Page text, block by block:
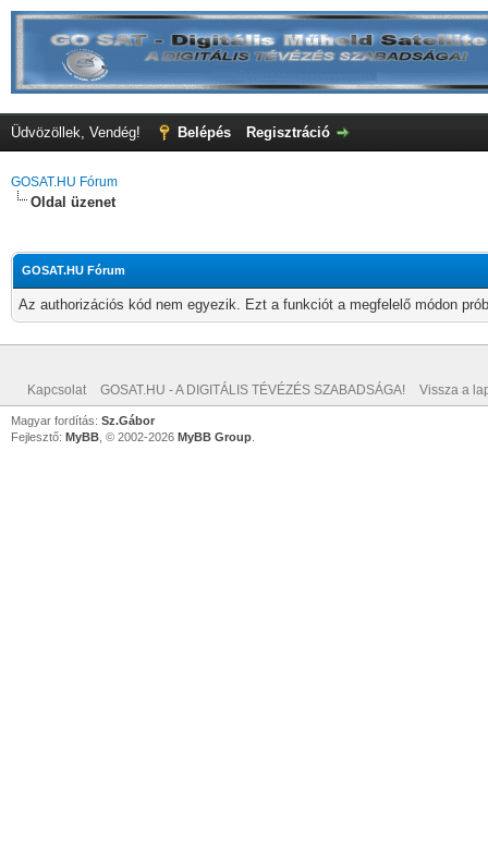
Üdvözöllek, Vendég! Belépés Regisztráció
GOSAT.HU Fórum
Oldal üzenet
GOSAT.HU Fórum
Az authorizációs kód nem egyezik. Ezt a funkciót a megfelelő módon
Kapcsolat GOSAT.HU - A DIGITÁLIS TÉVÉZÉS SZABADSÁGA! Vissza a
Magyar fordítás: Sz.Gábor
Fejlesztő: MyBB , © 2002-2026 MyBB Group